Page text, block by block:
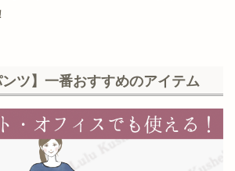
ンツ】一番おすすめのアイテム